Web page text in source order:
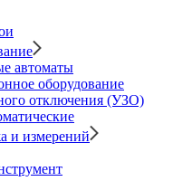
автоматы
оборудование
отключения (УЗО)
и измерений